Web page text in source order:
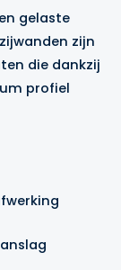
gelaste
zijn
die dankzij
profiel